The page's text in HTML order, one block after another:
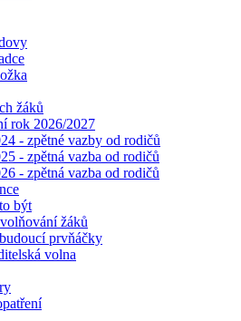
žáků
rok 2026/2027
- zpětné vazby od rodičů
- zpětná vazba od rodičů
- zpětná vazba od rodičů
být
žáků
prvňáčky
volna